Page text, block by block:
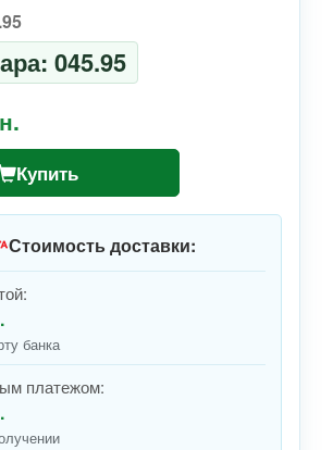
045.95
Купить
Стоимость доставки:
банка
платежом: